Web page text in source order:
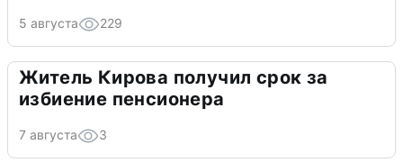
5 августа 229
Житель Кирова получил срок за
избиение пенсионера
7 августа 3